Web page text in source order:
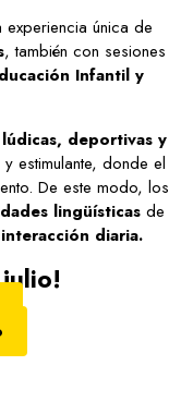
única de
, también con sesiones
Infantil y
deportivas y
estimulante, donde el
De este modo, los
lingüísticas de
interacción diaria.